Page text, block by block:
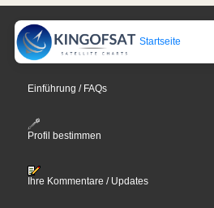
Startseite
Einführung / FAQs
Profil bestimmen
Ihre Kommentare / Updates